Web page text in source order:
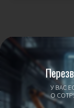
У ВАС
О